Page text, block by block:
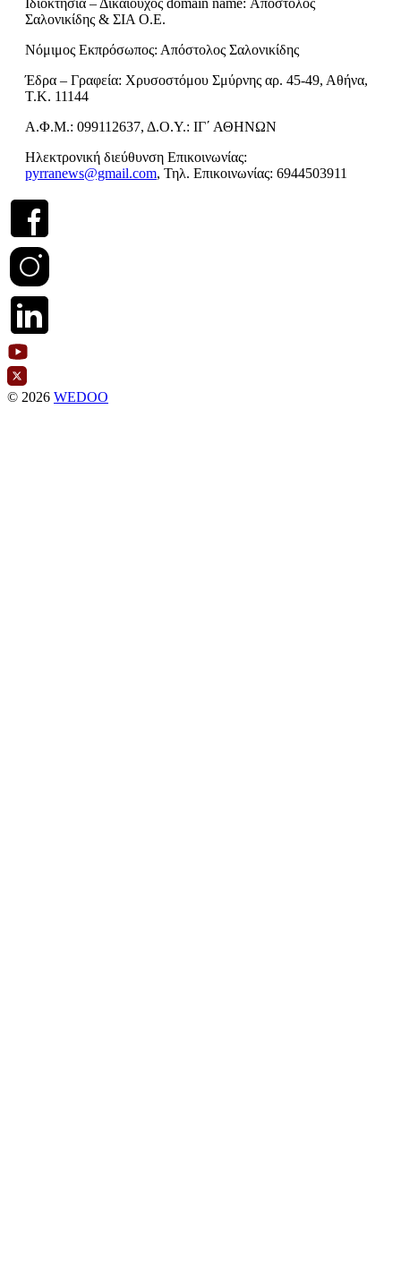
Ιδιοκτησία – Δικαιούχος domain name: Απόστολος
Σαλονικίδης & ΣΙΑ Ο.Ε.
Νόμιμος Εκπρόσωπος: Απόστολος Σαλονικίδης
Έδρα – Γραφεία: Χρυσοστόμου Σμύρνης αρ. 45-49, Αθήνα,
Τ.Κ. 11144
Α.Φ.Μ.: 099112637, Δ.Ο.Υ.: ΙΓ΄ ΑΘΗΝΩΝ
Ηλεκτρονική διεύθυνση Επικοινωνίας:
pyrranews@gmail.com, Τηλ. Επικοινωνίας: 6944503911
© 2026 WEDOO